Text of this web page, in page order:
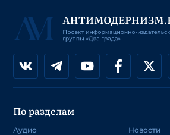
По разделам
Аудио
Новости